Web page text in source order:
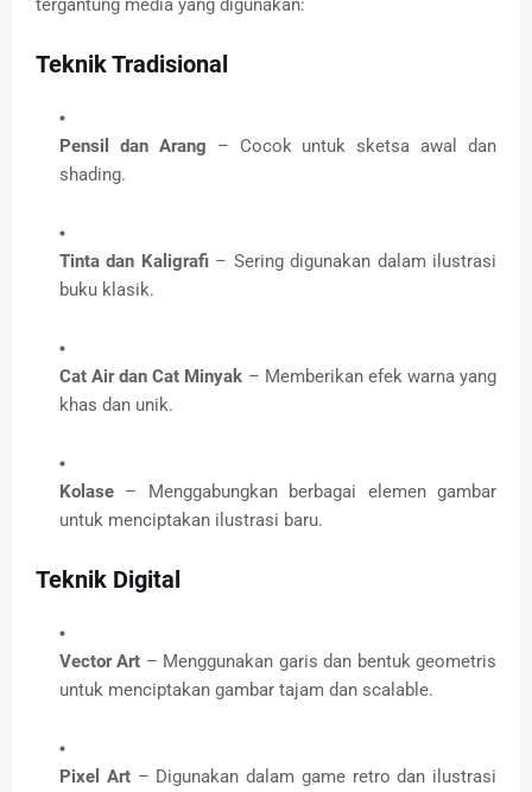
tergantung media yang digunakan:
Teknik Tradisional
Pensil dan Arang – Cocok untuk sketsa awal dan
shading.
Tinta dan Kaligrafi– Sering digunakan dalam ilustrasi
buku klasik.
Cat Air dan Cat Minyak – Memberikan efek warna yang
khas dan unik.
Kolase – Menggabungkan berbagai elemen gambar
untuk menciptakan ilustrasi baru.
Teknik Digital
Vector Art – Menggunakan garis dan bentuk geometris
untuk menciptakan gambar tajam dan scalable.
Pixel Art– Digunakan dalam game retro dan ilustrasi